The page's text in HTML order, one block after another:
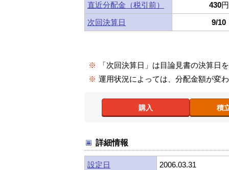
直近分配金（税引前） 430円
次回決算日
9/10
※
「次回決算日」は目論見書の決算日
※ 運用状況によっては、分配金額が変
購入 積
詳細情報
設定日
2006.03.31